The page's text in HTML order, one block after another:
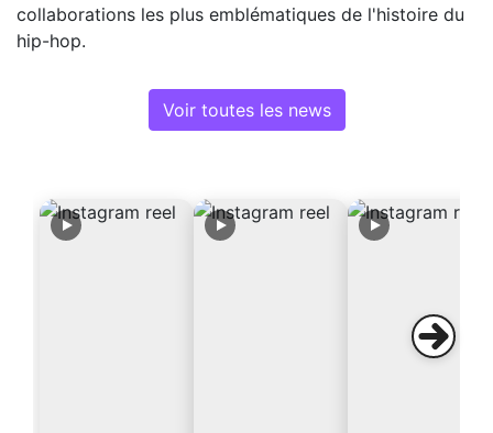
collaborations les plus emblématiques de l'histoire du
hip-hop.
Voir toutes les news